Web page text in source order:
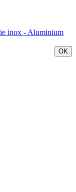
inox - Aluminium
OK